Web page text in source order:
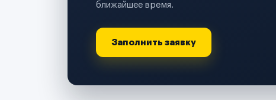
ближайшее время.
Заполнить заявку